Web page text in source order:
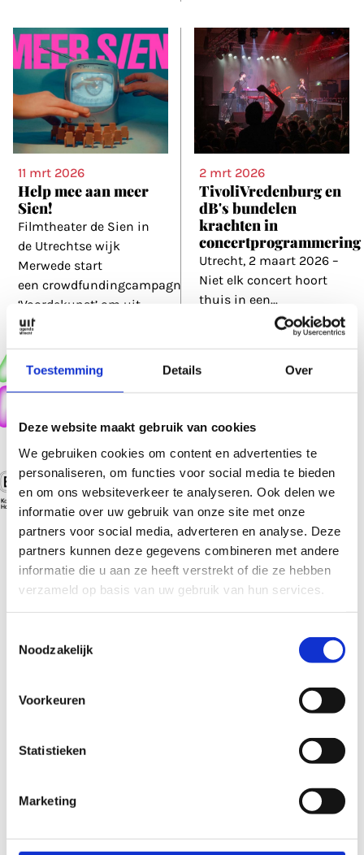
Toestemming Details Over
Deze website maakt gebruik van cookies
We gebruiken cookies om content en advertenties te
personaliseren, om functies voor social media te bieden
en om ons websiteverkeer te analyseren. Ook delen we
informatie over uw gebruik van onze site met onze
partners voor social media, adverteren en analyse. Deze
partners kunnen deze gegevens combineren met andere
informatie die u aan ze heeft verstrekt of die ze hebben
verzameld op basis van uw gebruik van hun services.
Noodzakelijk
Voorkeuren
Statistieken
Marketing
11 mrt 2026
Help mee aan meer
Sien!
Filmtheater de Sien in
de Utrechtse wijk
Merwede start
een crowdfundingcampagne via
‘Voordekunst’ om uit
2 mrt 2026
TivoliVredenburg en
dB's bundelen
krachten in
concertprogrammering
Utrecht, 2 maart 2026 –
Niet elk concert hoort
thuis in een...
13 jan 2026
EKKO, al 40 jaar niet
groot geworden
Utrecht, 13 januari 2026 – EKKO viert in 2026
haar 40-jarig bestaan.
Pilates wint Grote
Prijs van Leidsche
In een door wethouder
Kamermuziekfestival
Vivaldi in kerken,